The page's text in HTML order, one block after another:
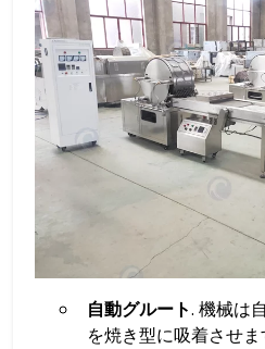
自動グルート. 機械は
を焼き型に吸着させま